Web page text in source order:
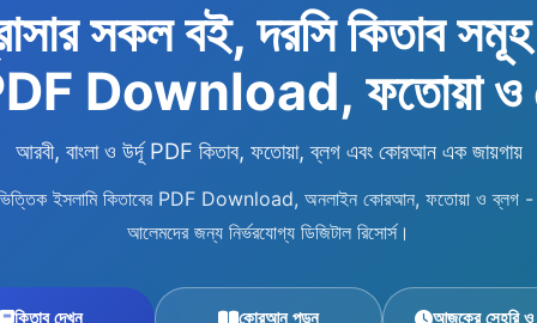
সকল বই, দরসি কিতাব
Download, ফতোয়া
আরবী, বাংলা ও উর্দূ PDF কিতাব, ফতোয়া, ব্লগ এবং কোরআন এক জায়গায়
ইসলামি কিতাবের PDF Download, অনলাইন কোরআন, ফতোয়া ও ব্লগ -
আলেমদের জন্য নির্ভরযোগ্য ডিজিটাল রিসোর্স।
কিতাব দেখুন কোরআন পড়ুন আজকের সেহরি ও